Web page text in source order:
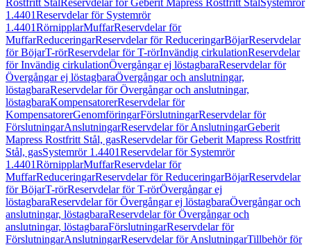
Rostfritt StålReservdelar för Geberit Mapress Rostfritt StålSystemrör
1.4401Reservdelar för Systemrör
1.4401RörnipplarMuffarReservdelar för
MuffarReduceringarReservdelar för ReduceringarBöjarReservdelar
för BöjarT-rörReservdelar för T-rörInvändig cirkulationReservdelar
för Invändig cirkulationÖvergångar ej löstagbaraReservdelar för
Övergångar ej löstagbaraÖvergångar och anslutningar,
löstagbaraReservdelar för Övergångar och anslutningar,
löstagbaraKompensatorerReservdelar för
KompensatorerGenomföringarFörslutningarReservdelar för
FörslutningarAnslutningarReservdelar för AnslutningarGeberit
Mapress Rostfritt Stål, gasReservdelar för Geberit Mapress Rostfritt
Stål, gasSystemrör 1.4401Reservdelar för Systemrör
1.4401RörnipplarMuffarReservdelar för
MuffarReduceringarReservdelar för ReduceringarBöjarReservdelar
för BöjarT-rörReservdelar för T-rörÖvergångar ej
löstagbaraReservdelar för Övergångar ej löstagbaraÖvergångar och
anslutningar, löstagbaraReservdelar för Övergångar och
anslutningar, löstagbaraFörslutningarReservdelar för
FörslutningarAnslutningarReservdelar för AnslutningarTillbehör för